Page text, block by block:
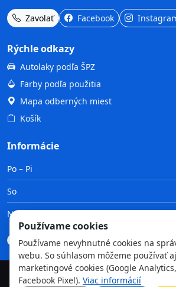
Zavolať Facebook
Rýchle odkazy
Autolaky podľa ŠPZ
Farby podľa použitia
Mapa odberných miest
Košík
Informácie
Po – Pi
So
Ne
Doprava Platba Obchodné podmienky
©2026TvojaFarba.sk • Všetky
Používame cookies
Používame nevyhnutné cookies na
webu. So súhlasom môžeme používať
marketingové cookies (Google
Facebook Pixel). Viac informácií